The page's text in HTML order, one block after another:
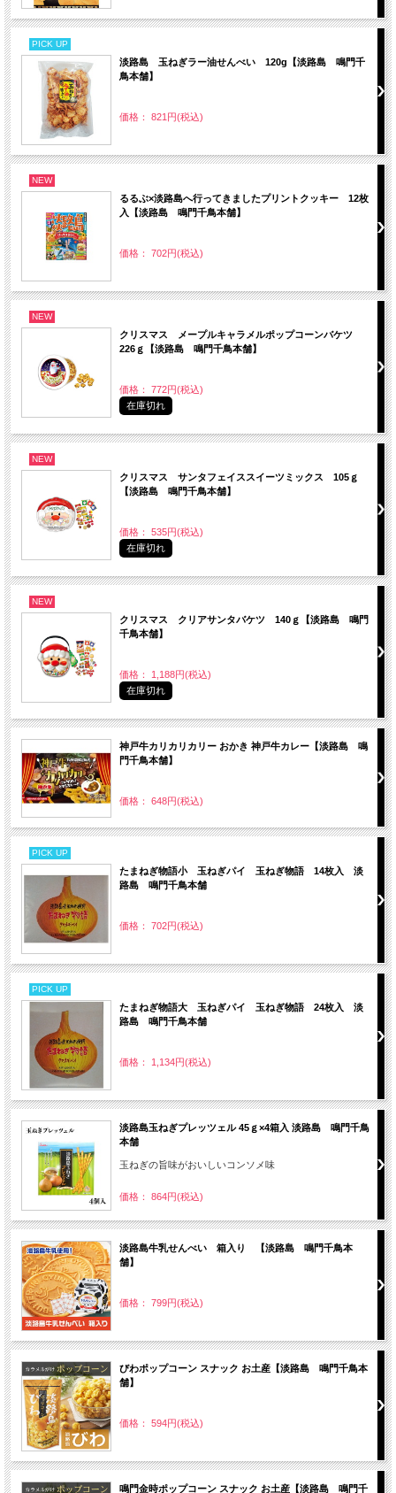
PICK UP
淡路島 玉ねぎラー油せんべい 120g【淡路島 鳴門千
鳥本舗】
価格： 821円(税込)
NEW
るるぶ×淡路島へ行ってきましたプリントクッキー 12枚
入【淡路島 鳴門千鳥本舗】
価格： 702円(税込)
NEW
クリスマス メープルキャラメルポップコーンバケツ
226ｇ【淡路島 鳴門千鳥本舗】
価格： 772円(税込)
在庫切れ
NEW
クリスマス サンタフェイススイーツミックス 105ｇ
【淡路島 鳴門千鳥本舗】
価格： 535円(税込)
在庫切れ
NEW
クリスマス クリアサンタバケツ 140ｇ【淡路島 鳴門
千鳥本舗】
価格： 1,188円(税込)
在庫切れ
神戸牛カリカリカリー おかき 神戸牛カレー【淡路島 鳴
門千鳥本舗】
価格： 648円(税込)
PICK UP
たまねぎ物語小 玉ねぎパイ 玉ねぎ物語 14枚入 淡
路島 鳴門千鳥本舗
価格： 702円(税込)
PICK UP
たまねぎ物語大 玉ねぎパイ 玉ねぎ物語 24枚入 淡
路島 鳴門千鳥本舗
価格： 1,134円(税込)
淡路島玉ねぎプレッツェル 45ｇ×4箱入 淡路島 鳴門千鳥
本舗
玉ねぎの旨味がおいしいコンソメ味
価格： 864円(税込)
淡路島牛乳せんべい 箱入り 【淡路島 鳴門千鳥本
舗】
価格： 799円(税込)
びわポップコーン スナック お土産【淡路島 鳴門千鳥本
舗】
価格： 594円(税込)
鳴門金時ポップコーン スナック お土産【淡路島 鳴門千